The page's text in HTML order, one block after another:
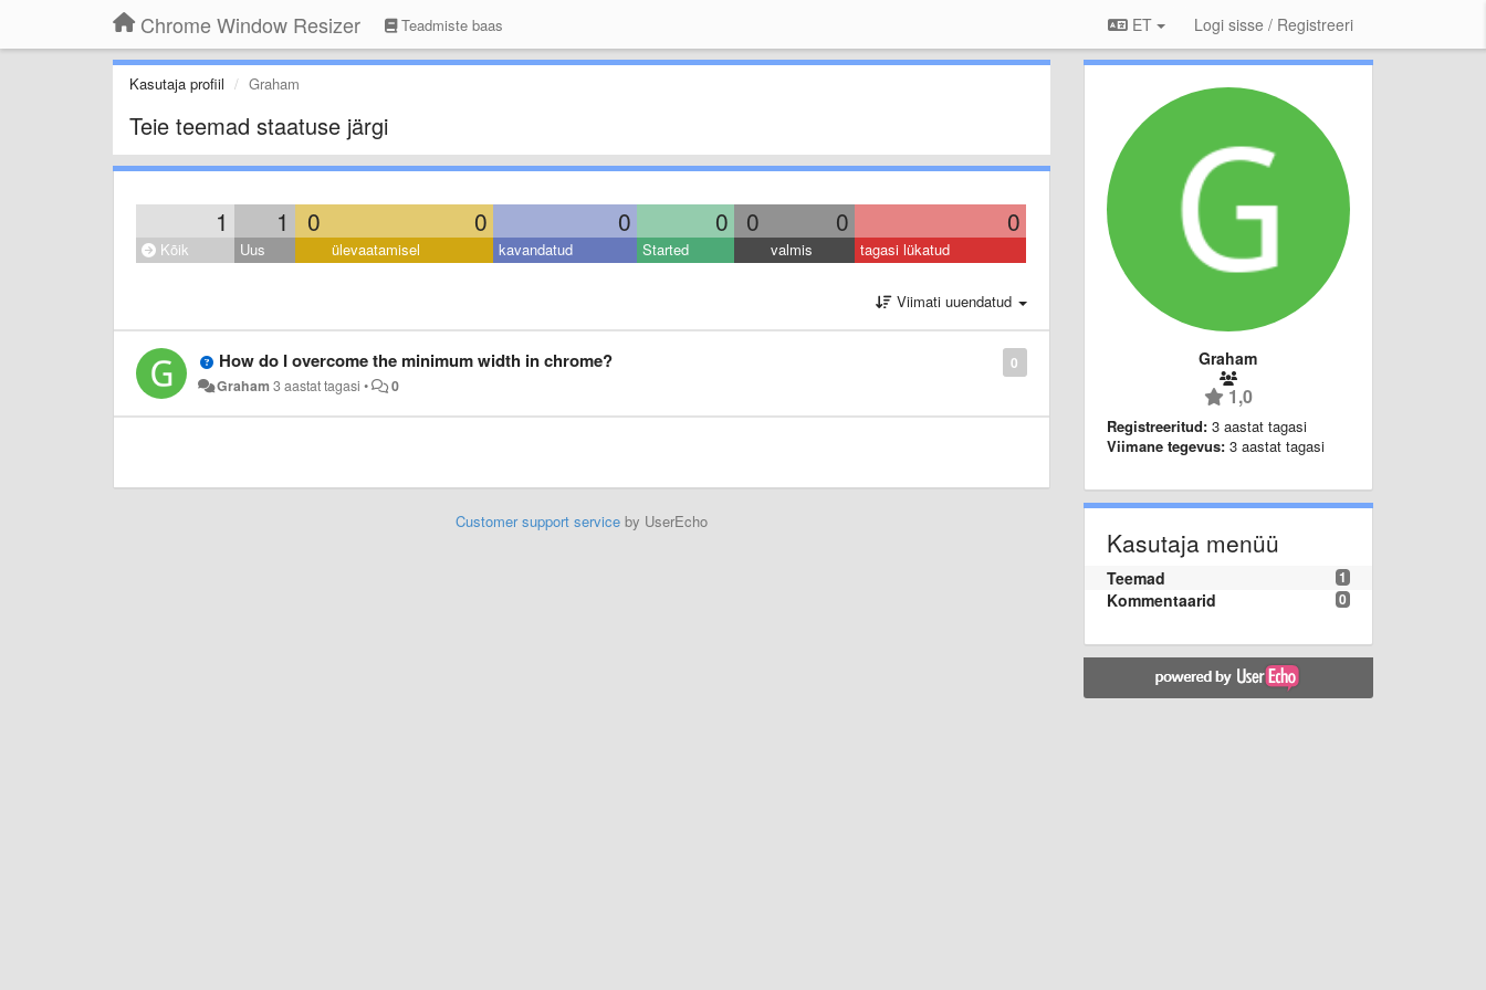
Chrome Window Resizer Teadmiste baas ET Logi sisse / Registreeri
Kasutaja profiil Graham
Teie teemad staatuse järgi
1 1 0 0 0 0 0 0 0
Kõik Uus ülevaatamisel kavandatud Started valmis tagasi lükatud
Viimati uuendatud
0
How do I overcome the minimum width in chrome?
Graham 3 aastat tagasi • 0
Customer support serviceby UserEcho
Graham
1,0
Registreeritud: 3 aastat tagasi
Viimane tegevus: 3 aastat tagasi
Kasutaja menüü
1
Teemad
0
Kommentaarid